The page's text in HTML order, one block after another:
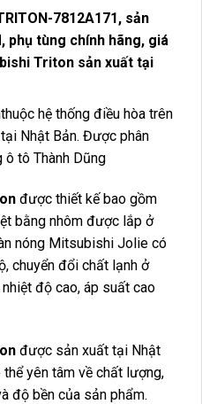
7812A171 , sản
phụ tùng chính hãng, giá
Triton sản xuất tại
hệ thống điều hòa trên
Nhật Bản. Được phân
tô Thành Dũng
được thiết kế bao gồm
bằng nhôm được lắp ở
nóng Mitsubishi Jolie có
chuyển đổi chất lạnh ở
độ cao, áp suất cao
được sản xuất tại Nhật
yên tâm về chất lượng,
độ bền của sản phẩm.